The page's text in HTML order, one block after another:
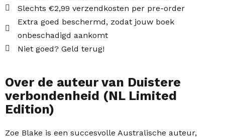
Slechts €2,99 verzendkosten per pre-order
Extra goed beschermd, zodat jouw boek
onbeschadigd aankomt
Niet goed? Geld terug!
Over de auteur van Duistere
verbondenheid (NL Limited
Edition)
Zoe Blake is een succesvolle Australische auteur,